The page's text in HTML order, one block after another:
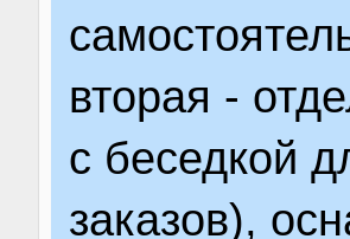
вторая -
с беседкой
заказов),